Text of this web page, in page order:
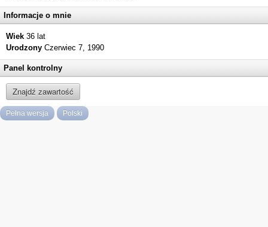
Informacje o mnie
Wiek 36 lat
Urodzony Czerwiec 7, 1990
Panel kontrolny
Znajdź zawartość
Pełna wersja Polski